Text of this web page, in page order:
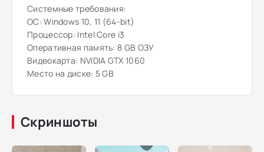
Системные требования:
ОС: Windows 10, 11 (64-bit)
Процессор: Intel Core i3
Оперативная память: 8 GB ОЗУ
Видеокарта: NVIDIA GTX 1060
Место на диске: 5 GB
Скриншоты